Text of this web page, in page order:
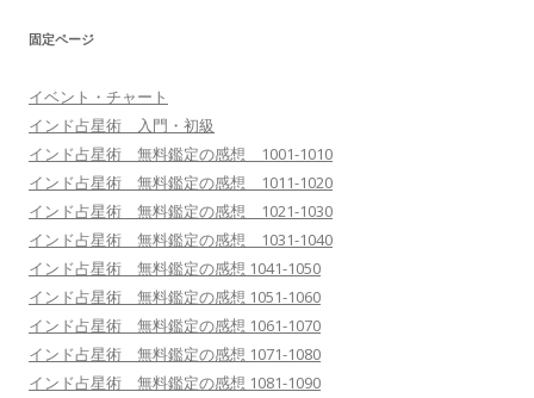
固定ページ
イベント・チャート
インド占星術 入門・初級
インド占星術 無料鑑定の感想 1001-1010
インド占星術 無料鑑定の感想 1011-1020
インド占星術 無料鑑定の感想 1021-1030
インド占星術 無料鑑定の感想 1031-1040
インド占星術 無料鑑定の感想 1041-1050
インド占星術 無料鑑定の感想 1051-1060
インド占星術 無料鑑定の感想 1061-1070
インド占星術 無料鑑定の感想 1071-1080
インド占星術 無料鑑定の感想 1081-1090